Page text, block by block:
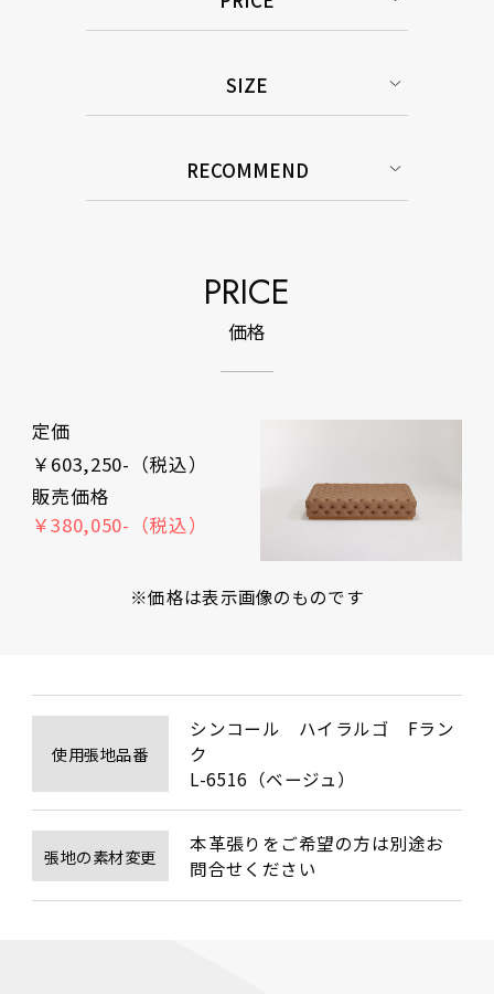
SIZE
RECOMMEND
PRICE
価格
定価
￥603,250-（税込）
販売価格
￥380,050-（税込）
※価格は表示画像のものです
使用張地品番
シンコール　ハイラルゴ　Fラン
ク
L-6516（ベージュ）
張地の素材変更
本革張りをご希望の方は別途お
問合せください